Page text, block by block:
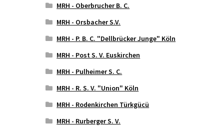
MRH - Oberbrucher B. C.
MRH - Orsbacher S.V.
MRH - P. B. C. "Dellbrücker Junge" Köln
MRH - Post S. V. Euskirchen
MRH - Pulheimer S. C.
MRH - R. S. V. "Union" Köln
MRH - Rodenkirchen Türkgücü
MRH - Rurberger S. V.